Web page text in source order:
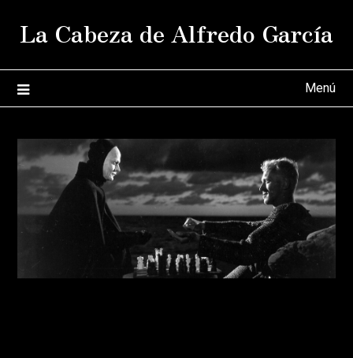
La Cabeza de Alfredo García
Menú